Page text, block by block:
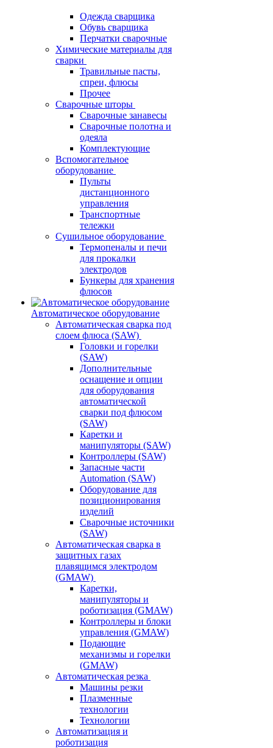
Одежда сварщика
Обувь сварщика
Перчатки сварочные
Химические материалы для
сварки
Травильные пасты,
спреи, флюсы
Прочее
Сварочные шторы
Сварочные занавесы
Сварочные полотна и
одеяла
Комплектующие
Вспомогательное
оборудование
Пульты
дистанционного
управления
Транспортные
тележки
Сушильное оборудование
Термопеналы и печи
для прокалки
электродов
Бункеры для хранения
флюсов
Автоматическое оборудование
Автоматическая сварка под
слоем флюса (SAW)
Головки и горелки
(SAW)
Дополнительные
оснащение и опции
для оборудования
автоматической
сварки под флюсом
(SAW)
Каретки и
манипуляторы (SAW)
Контроллеры (SAW)
Запасные части
Automation (SAW)
Оборудование для
позиционирования
изделий
Сварочные источники
(SAW)
Автоматическая сварка в
защитных газах
плавящимся электродом
(GMAW)
Каретки,
манипуляторы и
роботизация (GMAW)
Контроллеры и блоки
управления (GMAW)
Подающие
механизмы и горелки
(GMAW)
Автоматическая резка
Машины резки
Плазменные
технологии
Технологии
Автоматизация и
роботизация